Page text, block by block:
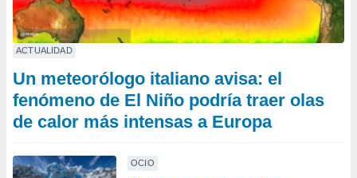
ACTUALIDAD
Un meteorólogo italiano avisa: el
fenómeno de El Niño podría traer olas
de calor más intensas a Europa
OCIO